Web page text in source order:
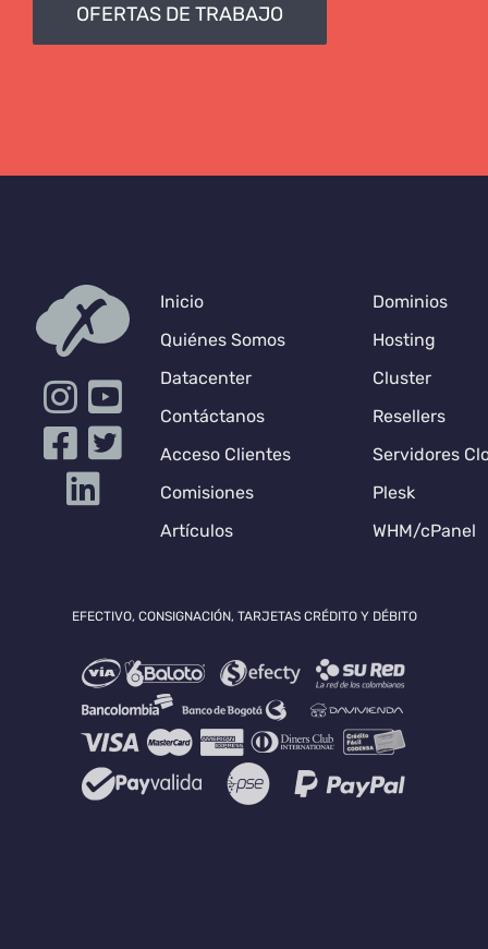
OFERTAS DE TRABAJO
Inicio
Quiénes Somos
Datacenter
Contáctanos
Acceso Clientes
Comisiones
Artículos
Dominios
Hosting
Cluster
Resellers
Servidores
Plesk
WHM/cPanel
EFECTIVO, CONSIGNACIÓN, TARJETAS CRÉDITO Y DÉBITO